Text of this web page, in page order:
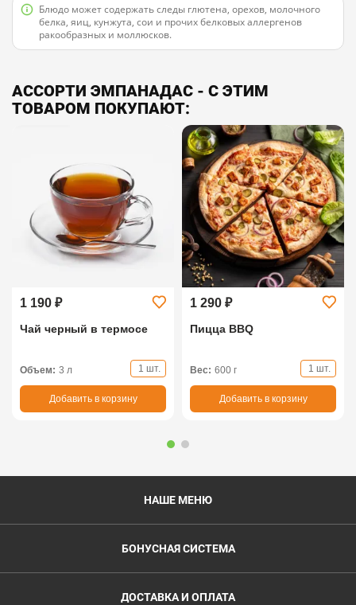
Блюдо может содержать следы глютена, орехов, молочного
белка, яиц, кунжута, сои и прочих белковых аллергенов
ракообразных и моллюсков.
АССОРТИ ЭМПАНАДАС - С ЭТИМ
ТОВАРОМ ПОКУПАЮТ:
1 190 ₽
Чай черный в термосе
Объем: 3 л 1 шт.
Добавить в корзину
1 290 ₽
Пицца BBQ
Вес: 600 г 1 шт.
Добавить в корзину
НАШЕ МЕНЮ
БОНУСНАЯ СИСТЕМА
ДОСТАВКА И ОПЛАТА